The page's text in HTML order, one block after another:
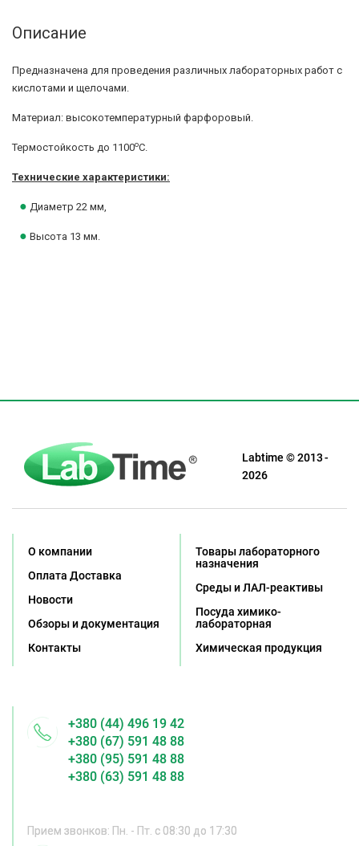
Описание
Предназначена для проведения различных лабораторных работ с
кислотами и щелочами.
Материал: высокотемпературный фарфоровый.
Термостойкость до 1100оС.
Технические характеристики:
● Диаметр 22 мм,
● Высота 13 мм.
Labtime © 2013 -
2026
О компании
Оплата Доставка
Новости
Обзоры и документация
Контакты
Товары лабораторного
назначения
Среды и ЛАЛ-реактивы
Посуда химико-
лабораторная
Химическая продукция
+380 (44) 496 19 42
+380 (67) 591 48 88
+380 (95) 591 48 88
+380 (63) 591 48 88
Прием звонков: Пн. - Пт. с 08:30 до 17:30